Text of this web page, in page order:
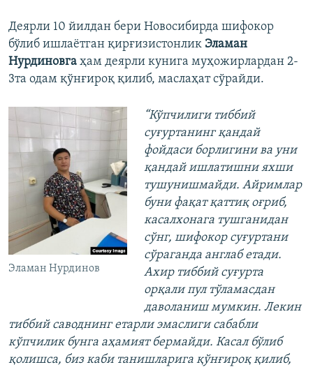
Деярли 10 йилдан бери Новосибирда шифокор
бўлиб ишлаётган қирғизистонлик Эламан
Нурдиновга ҳам деярли кунига муҳожирлардан 2-
3та одам қўнғироқ қилиб, маслаҳат сўрайди.
Эламан Нурдинов
“Кўпчилиги тиббий
суғуртанинг қандай
фойдаси борлигини ва уни
қандай ишлатишни яхши
тушунишмайди. Айримлар
буни фақат қаттиқ оғриб,
касалхонага тушганидан
сўнг, шифокор суғуртани
сўраганда англаб етади.
Ахир тиббий суғурта
орқали пул тўламасдан
даволаниш мумкин. Лекин
тиббий саводнинг етарли эмаслиги сабабли
кўпчилик бунга аҳамият бермайди. Касал бўлиб
қолишса, биз каби танишларига қўнғироқ қилиб,